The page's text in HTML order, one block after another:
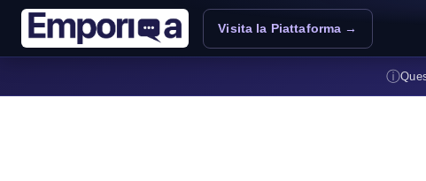
Salta al contenuto principale
Visita la Piattaforma →
ⓘ